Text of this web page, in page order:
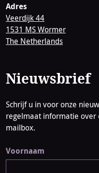
Adres
Veerdijk 44
1531 MS Wormer
The Netherlands
Nieuwsbrief
Schrijf u in voor onze
regelmaat informatie over
mailbox.
Voornaam